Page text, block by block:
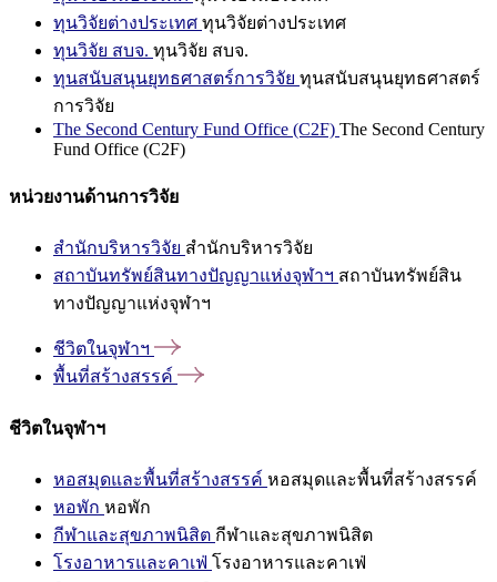
ทุนวิจัยต่างประเทศ ทุนวิจัยต่างประเทศ
ทุนวิจัย สบจ. ทุนวิจัย สบจ.
ทุนสนับสนุนยุทธศาสตร์การวิจัย ทุนสนับสนุนยุทธศาสตร์
การวิจัย
The Second Century Fund Office (C2F) The Second Century
Fund Office (C2F)
หน่วยงานด้านการวิจัย
สำนักบริหารวิจัย สำนักบริหารวิจัย
สถาบันทรัพย์สินทางปัญญาแห่งจุฬาฯ สถาบันทรัพย์สิน
ทางปัญญาแห่งจุฬาฯ
ชีวิตในจุฬาฯ
พื้นที่สร้างสรรค์
ชีวิตในจุฬาฯ
หอสมุดและพื้นที่สร้างสรรค์ หอสมุดและพื้นที่สร้างสรรค์
หอพัก หอพัก
กีฬาและสุขภาพนิสิต กีฬาและสุขภาพนิสิต
โรงอาหารและคาเฟ่ โรงอาหารและคาเฟ่